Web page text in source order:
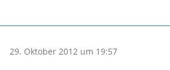
29. Oktober 2012 um 19:57